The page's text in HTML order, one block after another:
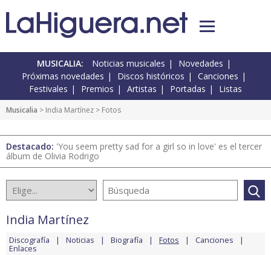
MUSICALIA: Noticias musicales
Novedades
Próximas novedades
Discos históricos
Canciones
Festivales
Premios Artistas Portadas Listas
Musicalia > India Martínez > Fotos
Destacado: 'You seem pretty sad for a girl so in love' es el tercer
álbum de Olivia Rodrigo
India Martínez
Discografía Noticias Biografía Fotos Canciones
Enlaces